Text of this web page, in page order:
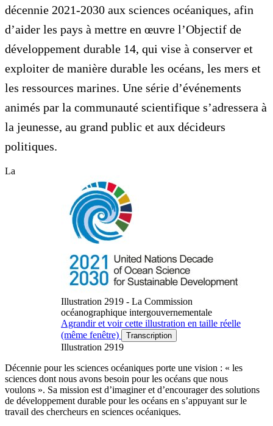
décennie 2021-2030 aux sciences océaniques, afin
d’aider les pays à mettre en œuvre l’Objectif de
développement durable 14, qui vise à conserver et
exploiter de manière durable les océans, les mers et
les ressources marines. Une série d’événements
animés par la communauté scientifique s’adressera à
la jeunesse, au grand public et aux décideurs
politiques.
Illustration 2919 - La Commission
océanographique intergouvernementale
Agrandiret voir cette illustration en taille réelle
(même fenêtre)
Transcription
Illustration 2919
La
Décennie pour les sciences océaniques porte une vision : « les
sciences dont nous avons besoin pour les océans que nous
voulons ». Sa mission est d’imaginer et d’encourager des solutions
de développement durable pour les océans en s’appuyant sur le
travail des chercheurs en sciences océaniques.